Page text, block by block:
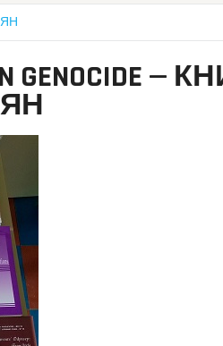
GENOCIDE